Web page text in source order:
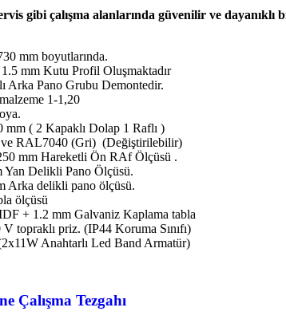
gibi çalışma alanlarında güvenilir ve
mm boyutlarında.
mm Kutu Profil Oluşmaktadır
Arka Pano Grubu Demontedir.
1-1,20
( 2 Kapaklı Dolap 1 Raflı )
RAL7040 (Gri) (Değiştirilebilir)
mm Hareketli Ön RAf Ölçüsü .
Yan Delikli Pano Ölçüsü.
Arka delikli pano ölçüsü.
ölçüsü
+ 1.2 mm Galvaniz Kaplama tabla
V topraklı priz. (IP44 Koruma Sınıfı)
Anahtarlı Led Band Armatür)
Çalışma Tezgahı